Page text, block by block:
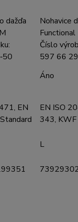
dažďa
Nohavice
Functional
Číslo
597 66
Áno
EN
EN ISO
343,
L